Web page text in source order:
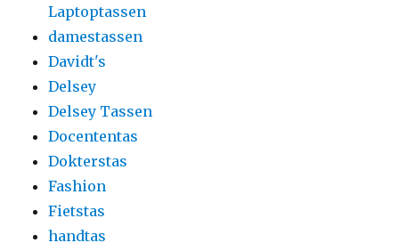
Laptoptassen
damestassen
Davidt's
Delsey
Delsey Tassen
Docententas
Dokterstas
Fashion
Fietstas
handtas